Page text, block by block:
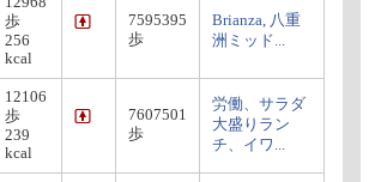
歩
256
kcal
7595395
歩
Brianza, 八重
洲ミッド...
12106
歩
239
kcal
7607501
歩
労働、サラダ
大盛りラン
チ、イワ...